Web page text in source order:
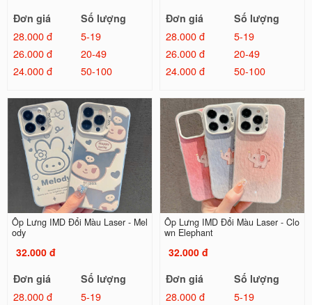
Đơn giá
Số lượng
28.000 đ
5-19
26.000 đ
20-49
24.000 đ
50-100
Đơn giá
Số lượng
28.000 đ
5-19
26.000 đ
20-49
24.000 đ
50-100
Ốp Lưng IMD Đổi Màu Laser - Mel
ody
32.000 đ
Đơn giá
Số lượng
28.000 đ
5-19
Ốp Lưng IMD Đổi Màu Laser - Clo
wn Elephant
32.000 đ
Đơn giá
Số lượng
28.000 đ
5-19